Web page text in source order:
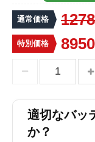
通常価格
特別価格
適切なバッ
か？